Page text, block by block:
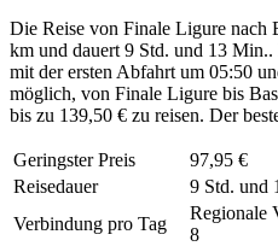
Die Reise von Finale Ligure nach
km und dauert 9 Std. und 13
mit der ersten Abfahrt um 05:50
möglich, von Finale Ligure bis
bis zu 139,50 € zu reisen. Der
Geringster Preis
97,95 €
Reisedauer
9 Std. und
Verbindung pro Tag
Regionale
8